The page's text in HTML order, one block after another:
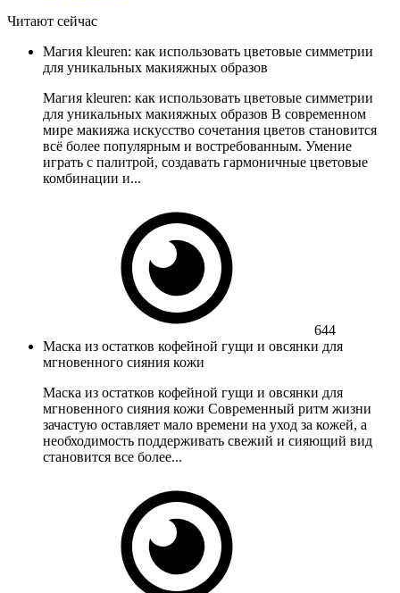
Читают сейчас
Магия kleuren: как использовать цветовые симметрии
для уникальных макияжных образов
Магия kleuren: как использовать цветовые симметрии
для уникальных макияжных образов В современном
мире макияжа искусство сочетания цветов становится
всё более популярным и востребованным. Умение
играть с палитрой, создавать гармоничные цветовые
комбинации и...
644
Маска из остатков кофейной гущи и овсянки для
мгновенного сияния кожи
Маска из остатков кофейной гущи и овсянки для
мгновенного сияния кожи Современный ритм жизни
зачастую оставляет мало времени на уход за кожей, а
необходимость поддерживать свежий и сияющий вид
становится все более...